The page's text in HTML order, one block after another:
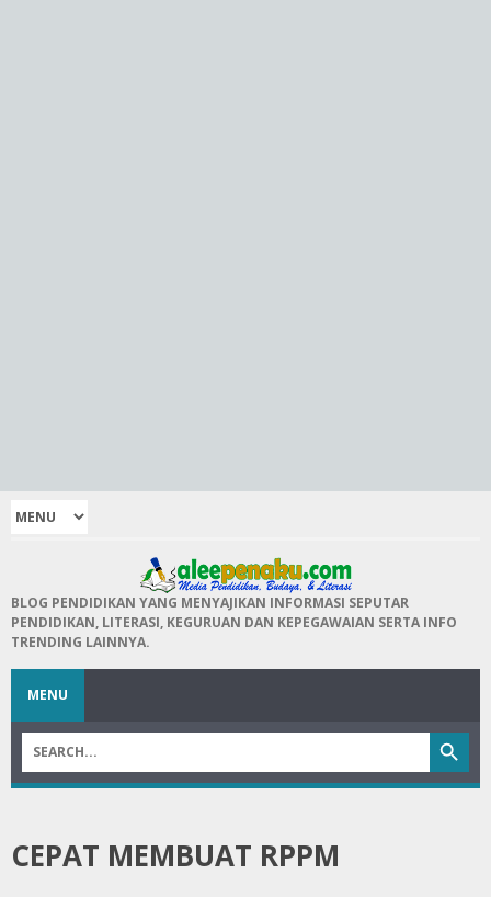
BLOG PENDIDIKAN YANG MENYAJIKAN INFORMASI SEPUTAR
PENDIDIKAN, LITERASI, KEGURUAN DAN KEPEGAWAIAN SERTA INFO
TRENDING LAINNYA.
MENU
CEPAT MEMBUAT RPPM